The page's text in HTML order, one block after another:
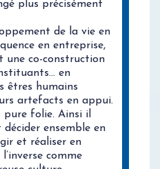
plus précisément
de la vie en
en entreprise,
une co-construction
en
êtres humains
artefacts en appui.
folie. Ainsi il
décider ensemble en
et réaliser en
comme